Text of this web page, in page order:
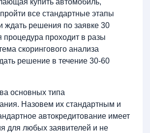
купить автомобиль,
все стандартные этапы
ждать решения по заявке 30
процедура проходит в разы
скорингового анализа
решение в течение 30-60
основных типа
Назовем их стандартным и
автокредитование имеет
для любых заявителей и не